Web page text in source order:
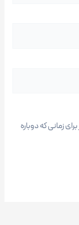
زمانی که دوباره